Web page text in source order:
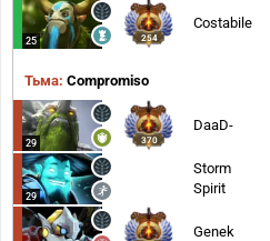
25 254
Costabile
Тьма: Compromiso
29 370
DaaD-
29
Storm
Spirit
Genek